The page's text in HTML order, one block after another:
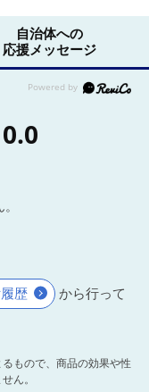
自治体への
応援メッセージ
0.0
歴
から行って
もので、商品の効果や性
ん。